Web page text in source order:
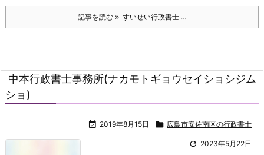
記事を読む すいせい行政書士 ...
中本行政書士事務所(ナカモトギョウセイショシジム
ショ)
 2019年8月15日  広島市安佐南区の行政書士
 2023年5月22日